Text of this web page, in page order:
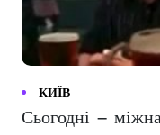
КИЇВ
Сьогодні –